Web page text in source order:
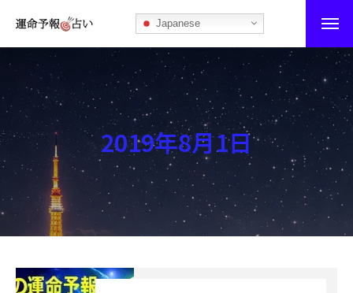
Japanese
運命予報占い
運命予報占いとは
あなたの所属部屋を探そう！
最恐の相性占い
秘伝公開！吉凶カレンダー
記事カテゴリー
2019年8月1日